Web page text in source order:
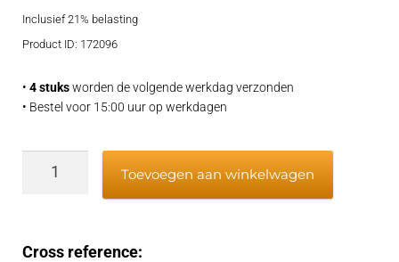
was:
Inclusief 21% belasting
Product ID: 172096
• 4 stuksworden de volgende werkdag verzonden
• Bestel voor 15:00 uur op werkdagen
Alternator
Toevoegen aan winkelwagen
Cross reference: